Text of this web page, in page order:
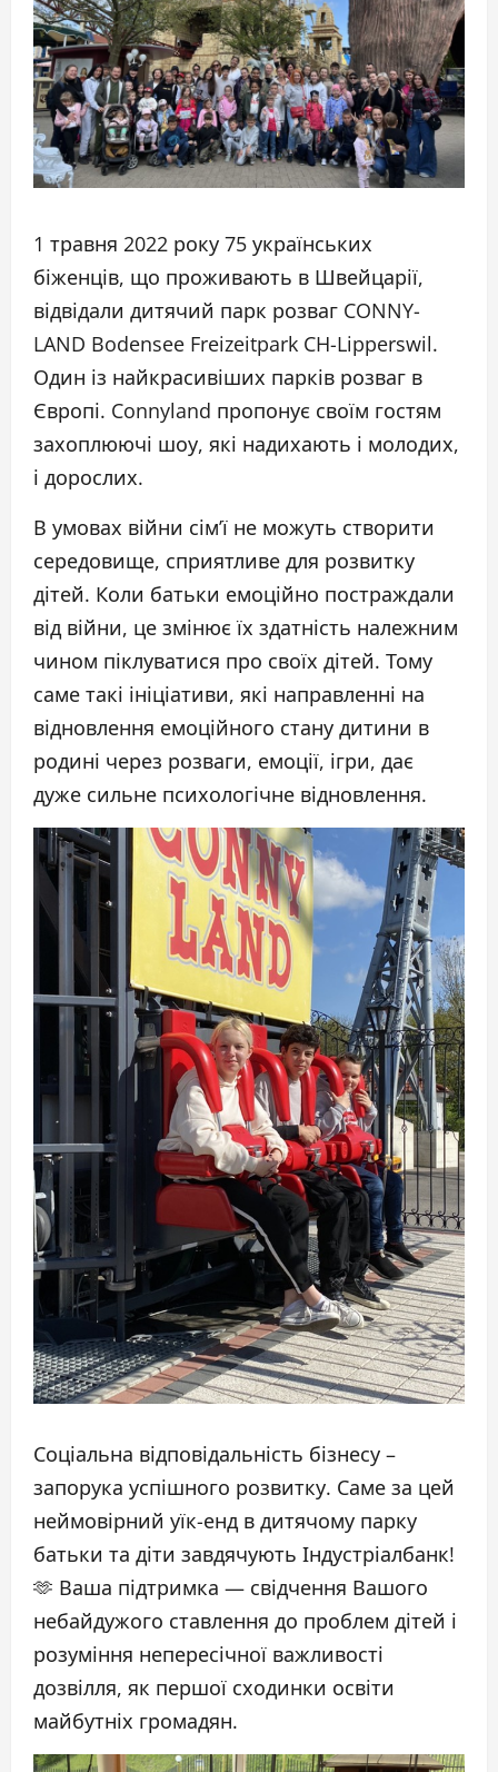
1 травня 2022 року 75 українських
біженців, що проживають в Швейцарії,
відвідали дитячий парк розваг CONNY-
LAND Bodensee Freizeitpark CH-Lipperswil.
Один із найкрасивіших парків розваг в
Європі. Connyland пропонує своїм гостям
захоплюючі шоу, які надихають і молодих,
і дорослих.
В умовах війни сім’ї не можуть створити
середовище, сприятливе для розвитку
дітей. Коли батьки емоційно постраждали
від війни, це змінює їх здатність належним
чином піклуватися про своїх дітей. Тому
саме такі ініціативи, які направленні на
відновлення емоційного стану дитини в
родині через розваги, емоції, ігри, дає
дуже сильне психологічне відновлення.
Соціальна відповідальність бізнесу –
запорука успішного розвитку. Саме за цей
неймовірний уїк-енд в дитячому парку
батьки та діти завдячують Індустріалбанк!
🫶 Ваша підтримка — свідчення Вашого
небайдужого ставлення до проблем дітей і
розуміння непересічної важливості
дозвілля, як першої сходинки освіти
майбутніх громадян.